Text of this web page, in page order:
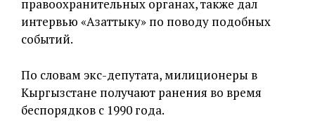
правоохранительных органах, также дал
интервью «Азаттыку» по поводу подобных
событий.
По словам экс-депутата, милиционеры в
Кыргызстане получают ранения во время
беспорядков с 1990 года.